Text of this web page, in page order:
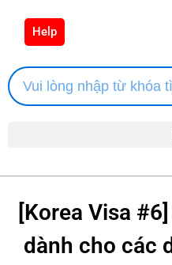
Help
[Korea Visa
dành cho các